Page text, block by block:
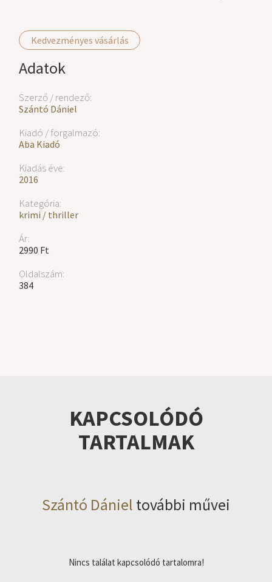
Kedvezményes vásárlás
Adatok
Szerző / rendező:
Szántó Dániel
Kiadó / forgalmazó:
Aba Kiadó
Kiadás éve:
2016
Kategória:
krimi / thriller
Ár:
2990 Ft
Oldalszám:
384
KAPCSOLÓDÓ
TARTALMAK
Szántó Dániel további művei
Nincs találat kapcsolódó tartalomra!